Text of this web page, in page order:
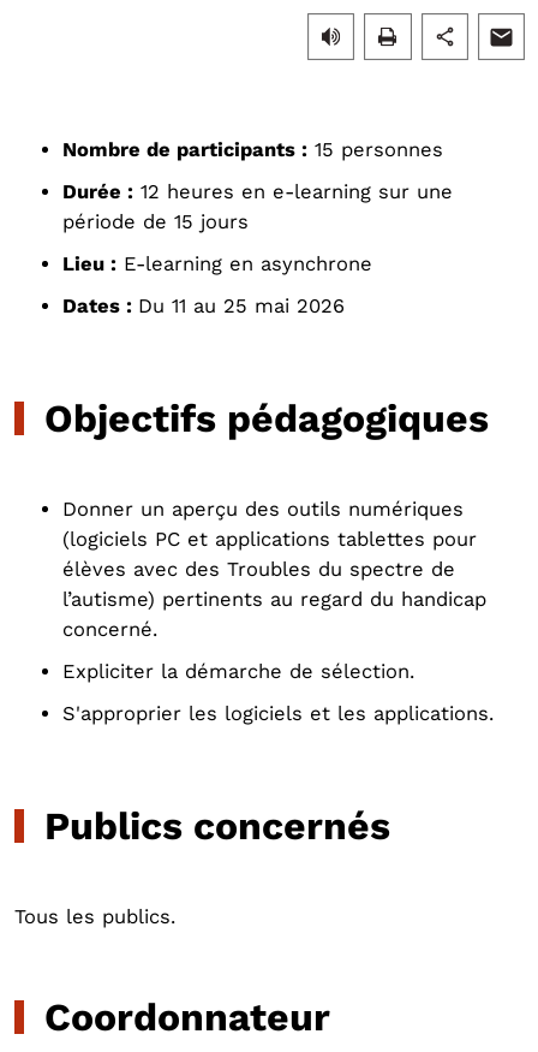
Nombre de participants : 15 personnes
Durée : 12 heures en e-learning sur une
période de 15 jours
Lieu : E-learning en asynchrone
Dates : Du 11 au 25 mai 2026
Objectifs pédagogiques
Donner un aperçu des outils numériques
(logiciels PC et applications tablettes pour
élèves avec des Troubles du spectre de
l’autisme) pertinents au regard du handicap
concerné.
Expliciter la démarche de sélection.
S'approprier les logiciels et les applications.
Publics concernés
Tous les publics.
Coordonnateur